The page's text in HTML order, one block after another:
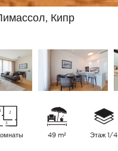
Кипр
49 m² Этаж 1/4